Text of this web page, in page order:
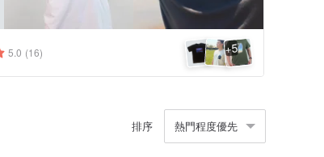
5.0 (16) +5
排序 熱門程度優先